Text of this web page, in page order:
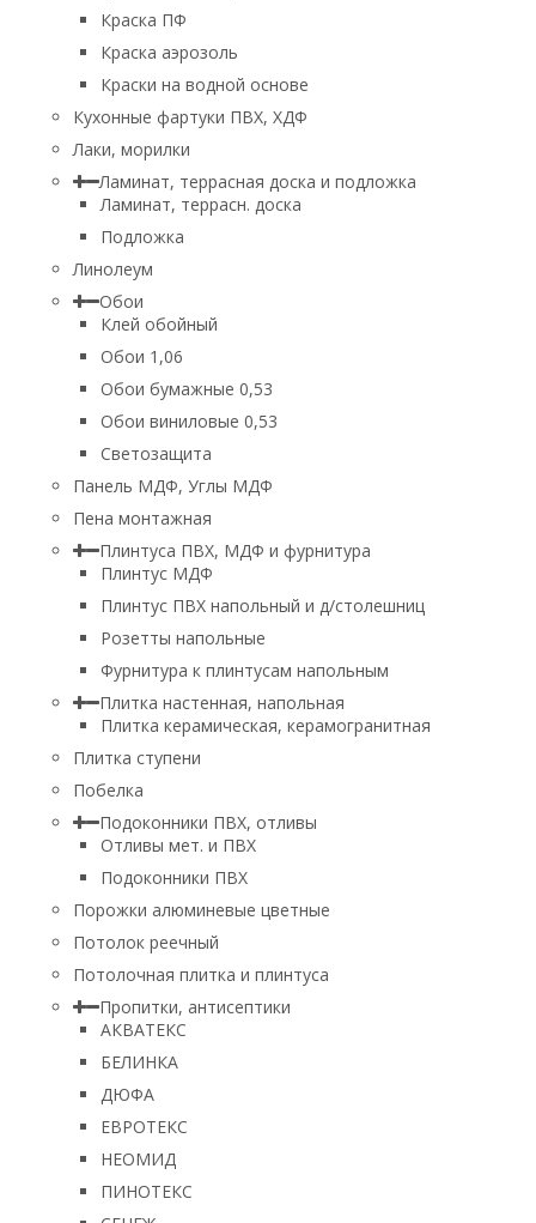
Краска ПФ
Краска аэрозоль
Краски на водной основе
Кухонные фартуки ПВХ, ХДФ
Лаки, морилки
Ламинат, террасная доска и подложка
Ламинат, террасн. доска
Подложка
Линолеум
Обои
Клей обойный
Обои 1,06
Обои бумажные 0,53
Обои виниловые 0,53
Светозащита
Панель МДФ, Углы МДФ
Пена монтажная
Плинтуса ПВХ, МДФ и фурнитура
Плинтус МДФ
Плинтус ПВХ напольный и д/столешниц
Розетты напольные
Фурнитура к плинтусам напольным
Плитка настенная, напольная
Плитка керамическая, керамогранитная
Плитка ступени
Побелка
Подоконники ПВХ, отливы
Отливы мет. и ПВХ
Подоконники ПВХ
Порожки алюминевые цветные
Потолок реечный
Потолочная плитка и плинтуса
Пропитки, антисептики
АКВАТЕКС
БЕЛИНКА
ДЮФА
ЕВРОТЕКС
НЕОМИД
ПИНОТЕКС